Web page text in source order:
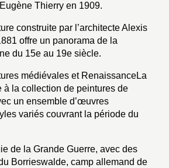
Thierry en 1909.
construite par l’architecte Alexis
offre un panorama de la
du 15e au 19e siècle.
médiévales et RenaissanceLa
à la collection de peintures de
un ensemble d’œuvres
variés couvrant la période du
de la Grande Guerre, avec des
Borrieswalde, camp allemand de